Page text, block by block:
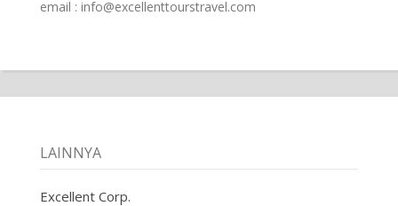
email : info@excellenttourstravel.com
LAINNYA
Excellent Corp.